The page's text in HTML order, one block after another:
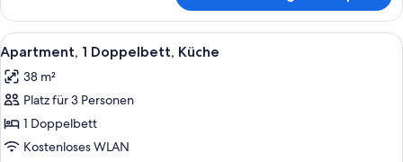
Mehrere
Betten
Alle
Fotos
für
Apartment,
1
Doppelbett,
Eine moderne Küche mit weißen
6
Apartment, 1 Doppelbett, Küche
38 m²
Platz für 3 Personen
1 Doppelbett
Kostenloses WLAN